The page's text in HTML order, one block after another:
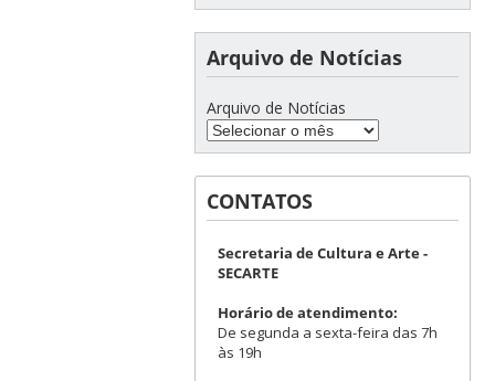
Arquivo de Notícias
Arquivo de Notícias
CONTATOS
Secretaria de Cultura e Arte -
SECARTE
Horário de atendimento:
De segunda a sexta-feira das 7h
às 19h